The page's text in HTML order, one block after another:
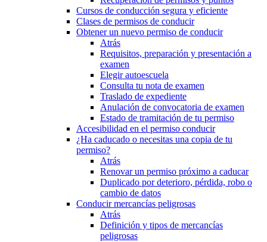
Cursos de conducción segura y eficiente
Clases de permisos de conducir
Obtener un nuevo permiso de conducir
Atrás
Requisitos, preparación y presentación a
examen
Elegir autoescuela
Consulta tu nota de examen
Traslado de expediente
Anulación de convocatoria de examen
Estado de tramitación de tu permiso
Accesibilidad en el permiso conducir
¿Ha caducado o necesitas una copia de tu
permiso?
Atrás
Renovar un permiso próximo a caducar
Duplicado por deterioro, pérdida, robo o
cambio de datos
Conducir mercancías peligrosas
Atrás
Definición y tipos de mercancías
peligrosas